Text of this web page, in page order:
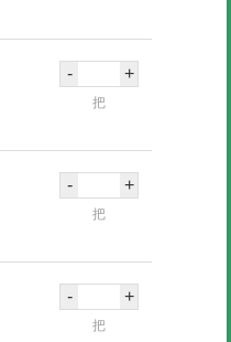
- +
把
- +
把
- +
把